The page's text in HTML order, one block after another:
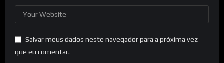
Salvar meus dados neste navegador para a próxima vez
que eu comentar.